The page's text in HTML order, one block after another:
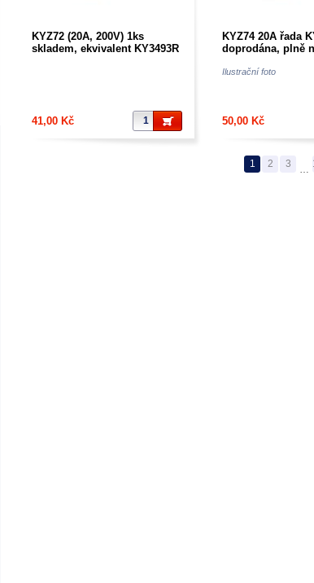
KYZ72 (20A, 200V) 1ks
skladem, ekvivalent KY3493R
41,00 Kč
KYZ74 20A řada
doprodána, plně
Ilustrační foto
50,00 Kč
1 2 3 …